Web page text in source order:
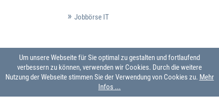
Jobbörse IT
Um unsere Webseite für Sie optimal zu gestalten und fortlaufend
verbessern zu können, verwenden wir Cookies. Durch die weitere
Nutzung der Webseite stimmen Sie der Verwendung von Cookies zu. Mehr
Infos ...